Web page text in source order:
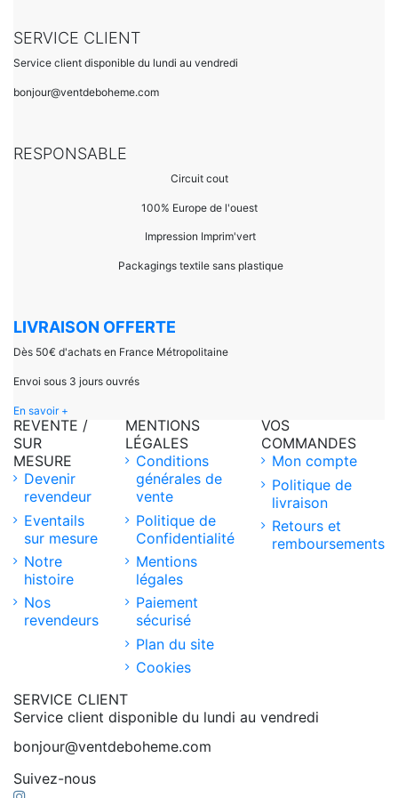
SERVICE CLIENT
Service client disponible du lundi au vendredi
bonjour@ventdeboheme.com
RESPONSABLE
Circuit cout
100% Europe de l'ouest
Impression Imprim'vert
Packagings textile sans plastique
LIVRAISON OFFERTE
Dès 50€ d'achats en France Métropolitaine
Envoi sous 3 jours ouvrés
En savoir +
REVENTE /
SUR
MESURE
Devenir
revendeur
Eventails
sur mesure
Notre
histoire
Nos
revendeurs
MENTIONS
LÉGALES
Conditions
générales de
vente
Politique de
Confidentialité
Mentions
légales
Paiement
sécurisé
Plan du site
Cookies
VOS
COMMANDES
Mon compte
Politique de
livraison
Retours et
remboursements
SERVICE CLIENT
Service client disponible du lundi au vendredi
bonjour@ventdeboheme.com
Suivez-nous